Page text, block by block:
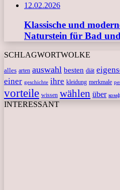
12.02.2026
Klassische und
Naturstein für Bad
SCHLAGWORTWOLKE
alles arten auswahl besten diät
einer geschichte ihre kleidung merkmale
vorteile wissen wählen über
INTERESSANT